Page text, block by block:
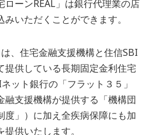
ローンREAL」は銀行代理業の店
いただくことができます。
、住宅金融支援機構と住信SBI
提供している長期固定金利住宅
ット銀行の「フラット３５」
融支援機構が提供する「機構団
度」）に加え全疾病保障にも加
供いたします。